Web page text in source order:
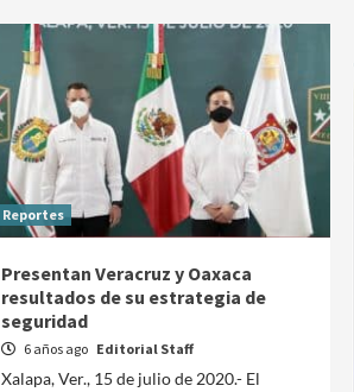
Reportes
Presentan Veracruz y Oaxaca
resultados de su estrategia de
seguridad
6 años ago Editorial Staff
Xalapa, Ver., 15 de julio de 2020.- El